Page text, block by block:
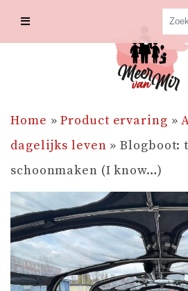
Home »Product ervaring »
dagelijks leven »Blogboot:
schoonmaken (I know…)